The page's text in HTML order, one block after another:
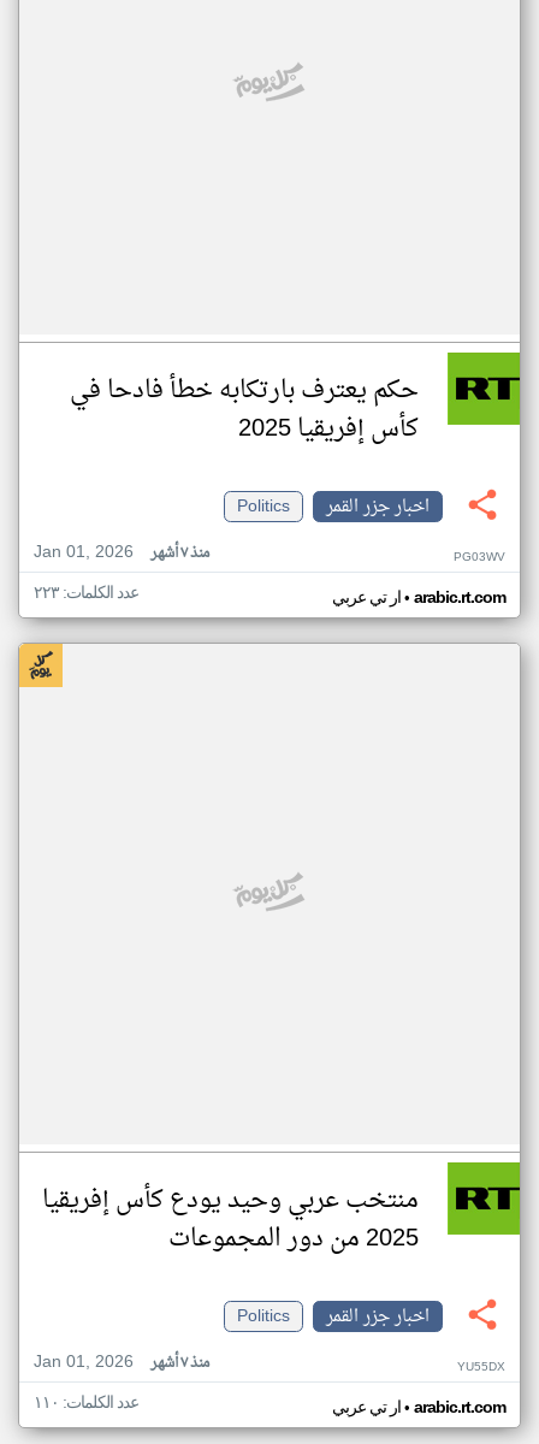
حكم يعترف بارتكابه خطأ فادحا في
كأس إفريقيا 2025
اخبار جزر القمر
Politics
Jan 01, 2026
منذ ٧ أشهر PG03WV
ار تي عربي• arabic.rt.com عدد الكلمات: ٢٢٣
منتخب عربي وحيد يودع كأس إفريقيا
2025 من دور المجموعات
اخبار جزر القمر
Politics
Jan 01, 2026
منذ ٧ أشهر YU55DX
ار تي عربي• arabic.rt.com عدد الكلمات: ١١٠